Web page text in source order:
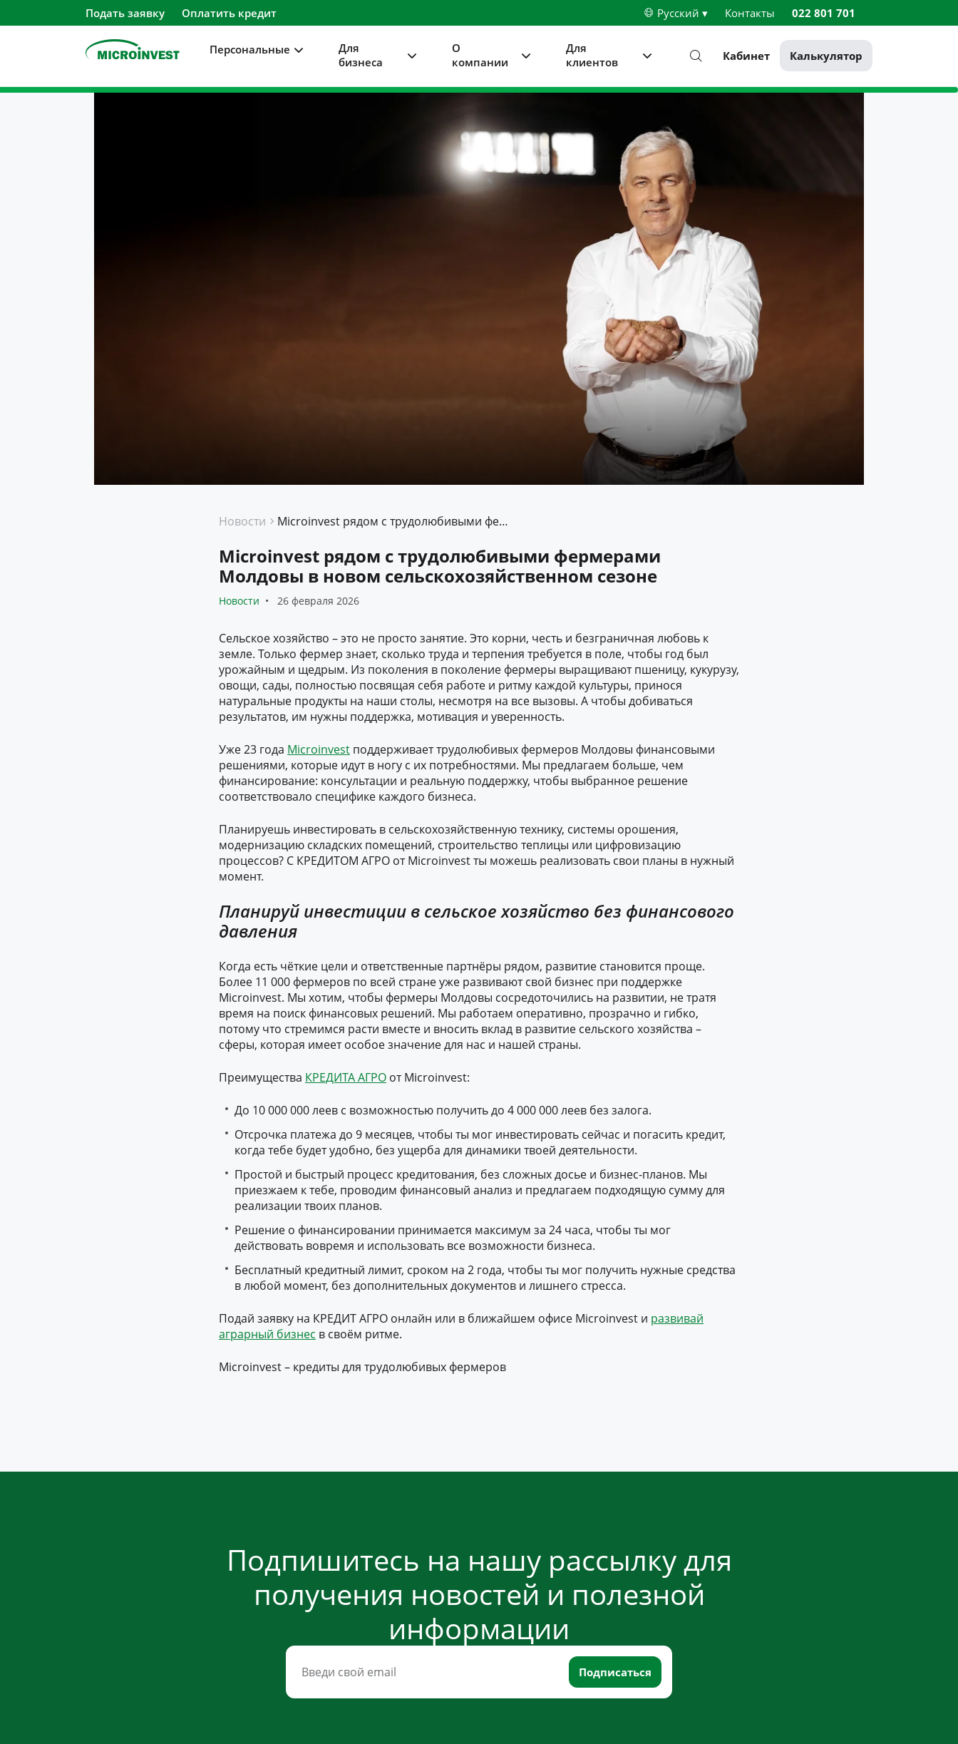
Подать заявку Оплатить кредит Русский ▾ Контакты 022 801 701
Персональные
Для
бизнеса
О
компании
Для
клиентов
Кабинет Калькулятор
Новости Microinvest рядом с трудолюбивыми фермерами Молдовы в новом сельскохозяйственном сезоне
Microinvest рядом с трудолюбивыми фермерами
Молдовы в новом сельскохозяйственном сезоне
Новости 26 февраля 2026
Сельское хозяйство – это не просто занятие. Это корни, честь и безграничная любовь к
земле. Только фермер знает, сколько труда и терпения требуется в поле, чтобы год был
урожайным и щедрым. Из поколения в поколение фермеры выращивают пшеницу, кукурузу,
овощи, сады, полностью посвящая себя работе и ритму каждой культуры, принося
натуральные продукты на наши столы, несмотря на все вызовы. А чтобы добиваться
результатов, им нужны поддержка, мотивация и уверенность.
Уже 23 года Microinvest поддерживает трудолюбивых фермеров Молдовы финансовыми
решениями, которые идут в ногу с их потребностями. Мы предлагаем больше, чем
финансирование: консультации и реальную поддержку, чтобы выбранное решение
соответствовало специфике каждого бизнеса.
Планируешь инвестировать в сельскохозяйственную технику, системы орошения,
модернизацию складских помещений, строительство теплицы или цифровизацию
процессов? С КРЕДИТОМ АГРО от Microinvest ты можешь реализовать свои планы в нужный
момент.
Планируй инвестиции в сельское хозяйство без финансового
давления
Когда есть чёткие цели и ответственные партнёры рядом, развитие становится проще.
Более 11 000 фермеров по всей стране уже развивают свой бизнес при поддержке
Microinvest. Мы хотим, чтобы фермеры Молдовы сосредоточились на развитии, не тратя
время на поиск финансовых решений. Мы работаем оперативно, прозрачно и гибко,
потому что стремимся расти вместе и вносить вклад в развитие сельского хозяйства –
сферы, которая имеет особое значение для нас и нашей страны.
Преимущества КРЕДИТА АГРО от Microinvest:
До 10 000 000 леев с возможностью получить до 4 000 000 леев без залога.
Отсрочка платежа до 9 месяцев, чтобы ты мог инвестировать сейчас и погасить кредит,
когда тебе будет удобно, без ущерба для динамики твоей деятельности.
Простой и быстрый процесс кредитования, без сложных досье и бизнес-планов. Мы
приезжаем к тебе, проводим финансовый анализ и предлагаем подходящую сумму для
реализации твоих планов.
Решение о финансировании принимается максимум за 24 часа, чтобы ты мог
действовать вовремя и использовать все возможности бизнеса.
Бесплатный кредитный лимит, сроком на 2 года, чтобы ты мог получить нужные средства
в любой момент, без дополнительных документов и лишнего стресса.
Подай заявку на КРЕДИТ АГРО онлайн или в ближайшем офисе Microinvest и развивай
аграрный бизнес в своём ритме.
Microinvest – кредиты для трудолюбивых фермеров
Подпишитесь на нашу рассылку для
получения новостей и полезной
информации